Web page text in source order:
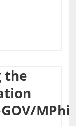
the
MPhil